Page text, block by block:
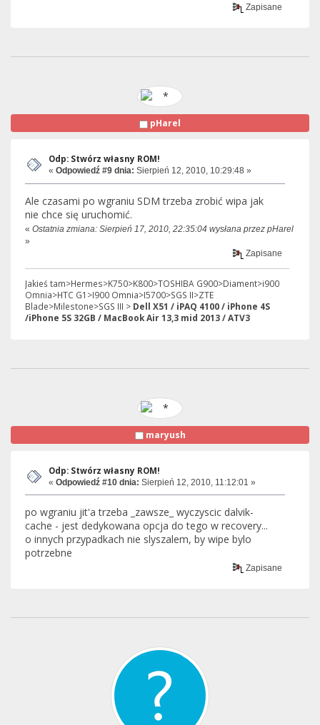
Zapisane
pHarel
Odp: Stwórz własny ROM!
« Odpowiedź #9 dnia: Sierpień 12, 2010, 10:29:48 »
Ale czasami po wgraniu SDM trzeba zrobić wipa jak
nie chce się uruchomić.
« Ostatnia zmiana: Sierpień 17, 2010, 22:35:04 wysłana przez pHarel
»
Zapisane
Jakieś tam>Hermes>K750>K800>TOSHIBA G900>Diament>i900
Omnia>HTC G1>I900 Omnia>I5700>SGS II>ZTE
Blade>Milestone>SGS III > Dell X51 / iPAQ 4100 / iPhone 4S
/iPhone 5S 32GB / MacBook Air 13,3 mid 2013 / ATV3
maryush
Odp: Stwórz własny ROM!
« Odpowiedź #10 dnia: Sierpień 12, 2010, 11:12:01 »
po wgraniu jit'a trzeba _zawsze_ wyczyscic dalvik-
cache - jest dedykowana opcja do tego w recovery...
o innych przypadkach nie slyszalem, by wipe bylo
potrzebne
Zapisane